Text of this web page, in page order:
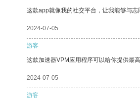
这款app就像我的社交平台，让我能够与志
2024-07-05
游客
这款加速器VPM应用程序可以给你提供最
2024-07-05
游客